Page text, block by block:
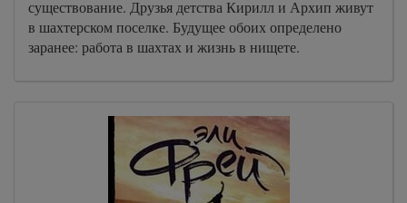
существование. Друзья детства Кирилл и Архип живут
в шахтерском поселке. Будущее обоих определено
заранее: работа в шахтах и жизнь в нищете.